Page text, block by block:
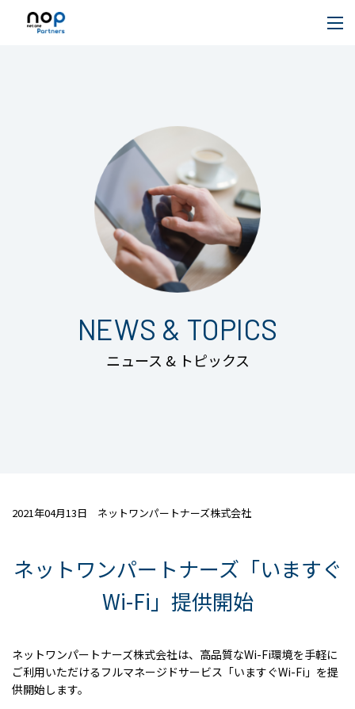
NEWS & TOPICS
ニュース & トピックス
2021年04月13日 ネットワンパートナーズ株式会社
ネットワンパートナーズ「いますぐ
Wi-Fi」提供開始
ネットワンパートナーズ株式会社は、高品質なWi-Fi環境を手軽に
ご利用いただけるフルマネージドサービス「いますぐWi-Fi」を提
供開始します。